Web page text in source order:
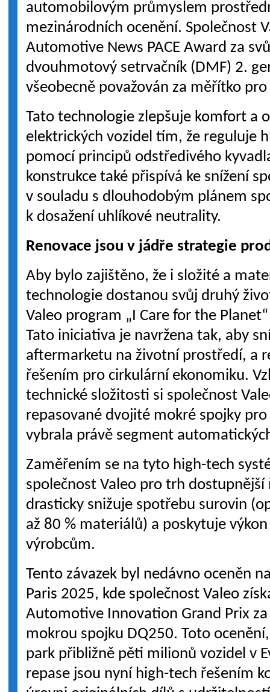
automobilovým průmyslem
mezinárodních ocenění. Společnost
Automotive News PACE Award za
dvouhmotový setrvačník (DMF) 2.
všeobecně považován za měřítko
Tato technologie zlepšuje komfort a
elektrických vozidel tím, že reguluje
pomocí principů odstředivého
konstrukce také přispívá ke snížení
v souladu s dlouhodobým plánem
k dosažení uhlíkové neutrality.
Renovace jsou v jádře strategie
Aby bylo zajištěno, že i složité a
technologie dostanou svůj druhý
Valeo program „I Care for the
Tato iniciativa je navržena tak, aby
aftermarketu na životní prostředí, a
řešením pro cirkulární ekonomiku.
technické složitosti si společnost
repasované dvojité mokré spojky
vybrala právě segment
Zaměřením se na tyto high-tech
společnost Valeo pro trh dostupnější
drasticky snižuje spotřebu surovin
až 80 % materiálů) a poskytuje
výrobcům.
Tento závazek byl nedávno oceněn
Paris 2025, kde společnost Valeo
Automotive Innovation Grand Prix
mokrou spojku DQ250. Toto
park přibližně pěti milionů vozidel v
repase jsou nyní high-tech řešením